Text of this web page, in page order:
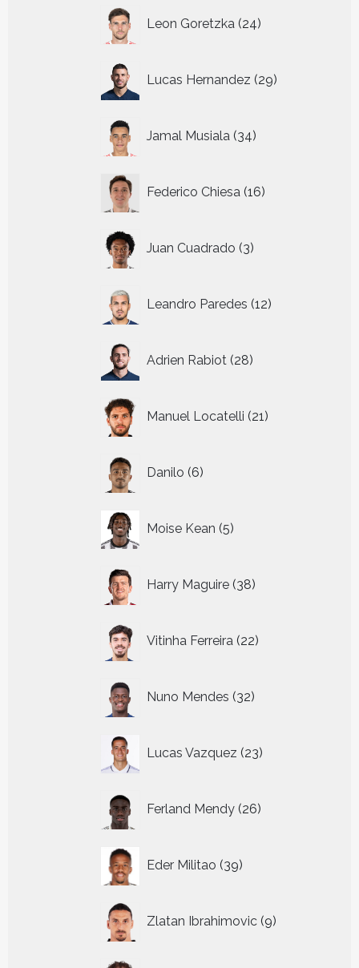
Leon Goretzka 24
producten
Lucas Hernandez 29
producten
Jamal Musiala 34
producten
Federico Chiesa 16
producten
Juan Cuadrado 3
producten
Leandro Paredes 12
producten
Adrien Rabiot 28
producten
Manuel Locatelli 21
producten
Danilo 6
producten
Moise Kean 5
producten
Harry Maguire 38
producten
Vitinha Ferreira 22
producten
Nuno Mendes 32
producten
Lucas Vazquez 23
producten
Ferland Mendy 26
producten
Eder Militao 39
producten
Zlatan Ibrahimovic 9
producten